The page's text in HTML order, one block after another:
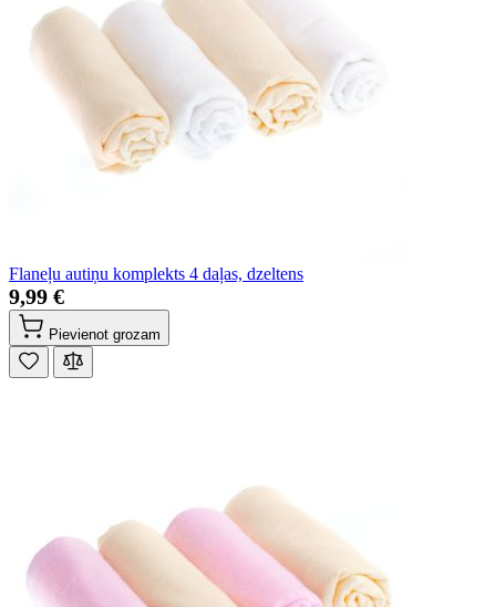
Flaneļu autiņu komplekts 4 daļas, dzeltens
9,99 €
Pievienot grozam